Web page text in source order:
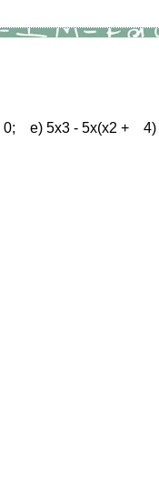
0; е) 5х3 - 5х(х2 +